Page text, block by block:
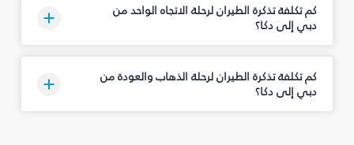
كم تكلفة تذكرة الطيران لرحلة الاتجاه الواحد من
دبي إلى دكا؟
كم تكلفة تذكرة الطيران لرحلة الذهاب والعودة من
دبي إلى دكا؟